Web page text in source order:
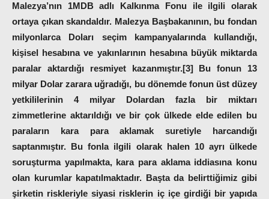
Malezya’nın 1MDB adlı Kalkınma Fonu ile ilgili olarak
ortaya çıkan skandaldır. Malezya Başbakanının, bu fondan
milyonlarca Doları seçim kampanyalarında kullandığı,
kişisel hesabına ve yakınlarının hesabına büyük miktarda
paralar aktardığı resmiyet kazanmıştır.[3] Bu fonun 13
milyar Dolar zarara uğradığı, bu dönemde fonun üst düzey
yetkililerinin 4 milyar Dolardan fazla bir miktarı
zimmetlerine aktarıldığı ve bir çok ülkede elde edilen bu
paraların kara para aklamak suretiyle harcandığı
saptanmıştır. Bu fonla ilgili olarak halen 10 ayrı ülkede
soruşturma yapılmakta, kara para aklama iddiasına konu
olan kurumlar kapatılmaktadır. Başta da belirttiğimiz gibi
şirketin riskleriyle siyasi risklerin iç içe girdiği bir yapıda